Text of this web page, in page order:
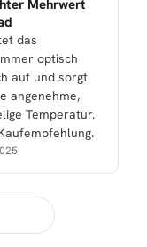
Mehrwert
das
optisch
auf und sorgt
angenehme,
Temperatur.